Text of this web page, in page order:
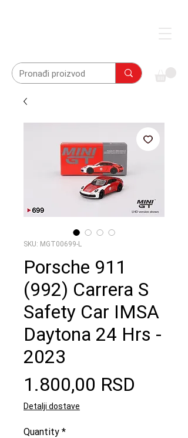
SKU: MGT00699-L
Porsche 911
(992) Carrera S
Safety Car IMSA
Daytona 24 Hrs -
2023
1.800,00 RSD
Detalji dostave
Quantity *